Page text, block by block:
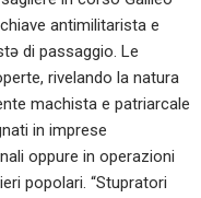
antimilitarista e
di passaggio. Le
rivelando la natura
machista e patriarcale
in imprese
oppure in operazioni
popolari. “Stupratori